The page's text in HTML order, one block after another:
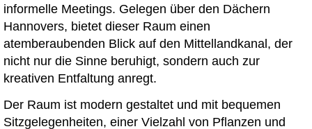
informelle Meetings. Gelegen über den Dächern
Hannovers, bietet dieser Raum einen
atemberaubenden Blick auf den Mittellandkanal, der
nicht nur die Sinne beruhigt, sondern auch zur
kreativen Entfaltung anregt.
Der Raum ist modern gestaltet und mit bequemen
Sitzgelegenheiten, einer Vielzahl von Pflanzen und